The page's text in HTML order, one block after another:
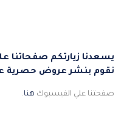
يسعدنا زيارتكم صفحاتنا
نقوم بنشر عروض حصرية
صفحتنا علي الفيسبوك هنا.